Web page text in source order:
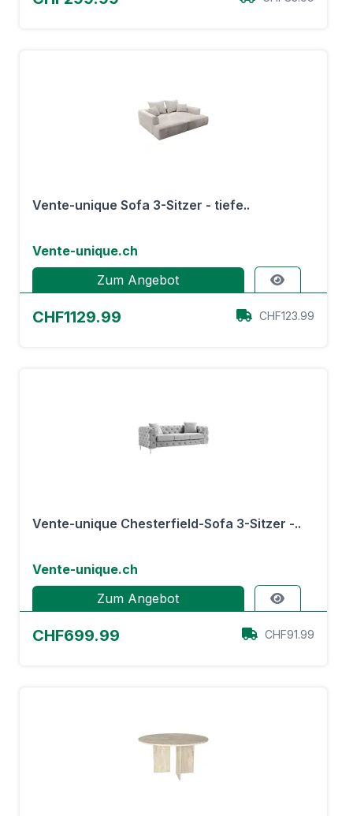
Vente-unique Sofa 3-Sitzer - tiefe..
Vente-unique.ch
Zum Angebot
CHF1129.99 CHF123.99
Vente-unique Chesterfield-Sofa 3-Sitzer -..
Vente-unique.ch
Zum Angebot
CHF699.99 CHF91.99